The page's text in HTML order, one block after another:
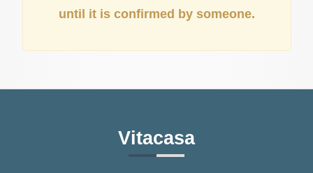
until it is confirmed by someone.
Vitacasa